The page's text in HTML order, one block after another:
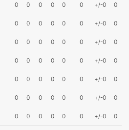
0 0 0 0 0 0 +/-0 0
0 0 0 0 0 0 +/-0 0
0 0 0 0 0 0 +/-0 0
0 0 0 0 0 0 +/-0 0
0 0 0 0 0 0 +/-0 0
0 0 0 0 0 0 +/-0 0
0 0 0 0 0 0 +/-0 0